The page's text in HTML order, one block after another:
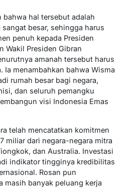
bahwa hal tersebut adalah
besar, sehingga harus
penuh kepada Presiden
Wakil Presiden Gibran
amanah tersebut harus
Ia menambahkan bahwa Wisma
rumah besar bagi negara,
dan seluruh pemangku
visi Indonesia Emas
telah mencatatkan komitmen
miliar dari negara-negara mitra
dan Australia. Investasi
indikator tingginya kredibilitas
Rosan pun
masih banyak peluang kerja